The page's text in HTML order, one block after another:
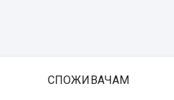
СПОЖИВАЧАМ